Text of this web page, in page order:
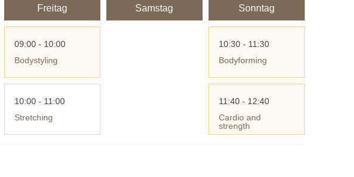
Freitag
09:00 - 10:00
Bodystyling
10:00 - 11:00
Stretching
Samstag Sonntag
10:30 - 11:30
Bodyforming
11:40 - 12:40
Cardio and
strength